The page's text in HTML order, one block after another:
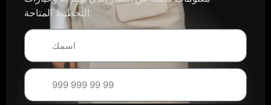
التخطيط المتاحة.